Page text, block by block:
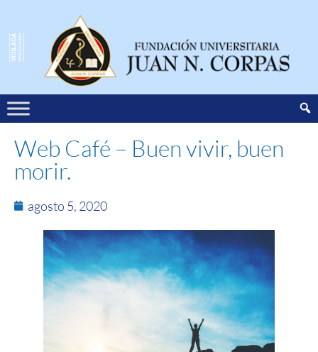
Web Café – Buen vivir, buen
morir.
agosto 5, 2020